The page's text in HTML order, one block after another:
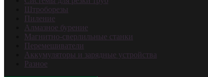
Штроборезы
Пиление
Алмазное бурение
Магнитно-сверлильные станки
Перемешиватели
Аккумуляторы и зарядные устройства
Разное